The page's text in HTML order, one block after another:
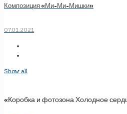
Композиция «Ми-Ми-Мишки»
07.01.2021
Show all
«Коробка и фотозона Холодное